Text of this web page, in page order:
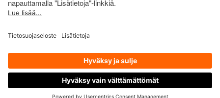
© Pro Nutrition Finland Oy. 2026. Kaikki oikeudet pidätetään.
OTA YHTEYTTÄ